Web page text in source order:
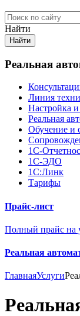
Найти
Реальная
Линия
Настройка
Реальная
Обучение и
1С-
1С-ЭДО
1С:Линк
Тарифы
Прайс-лист
Полный прайс на
Реальная
ГлавнаяУслуги